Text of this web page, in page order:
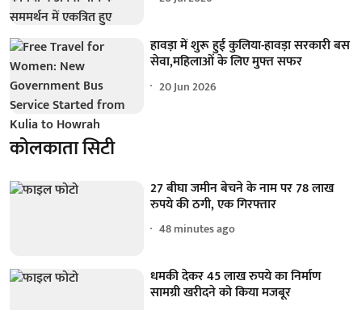
हावड़ा में शुरू हुई कुलिया-हावड़ा सरकारी बस
सेवा,महिलाओं के लिए मुफ्त सफर
20 Jun 2026
कोलकाता सिटी
27 बीघा जमीन बेचने के नाम पर 78 लाख
रुपये की ठगी, एक गिरफ्तार
48 minutes ago
धमकी देकर 45 लाख रुपये का निर्माण
सामग्री खरीदने को किया मजबूर